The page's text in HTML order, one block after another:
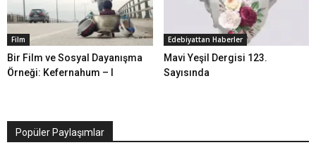
Film
Bir Film ve Sosyal Dayanışma
Örneği: Kefernahum – I
Edebiyattan Haberler
Mavi Yeşil Dergisi 123.
Sayısında
Popüler Paylaşımlar